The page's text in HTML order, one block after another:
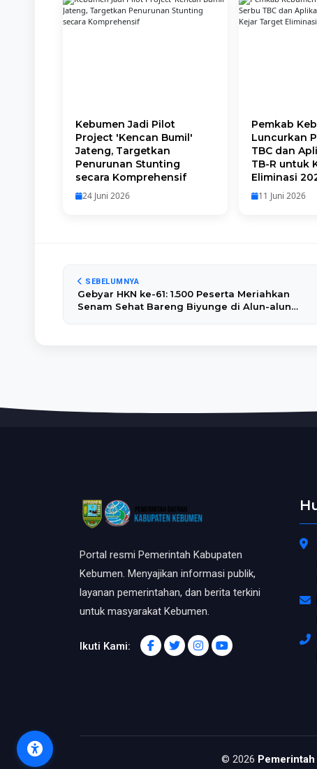
Kebumen Jadi Pilot
Project 'Kencan Bumil'
Jateng, Targetkan
Penurunan Stunting
secara Komprehensif
24 Juni 2026
Pemkab
Luncurkan
TBC dan
TB-R untuk
Eliminasi
11 Juni 2026
SEBELUMNYA
Gebyar HKN ke-61: 1.500 Peserta Meriahkan
Senam Sehat Bareng Biyunge di Alun-alun
Portal resmi Pemerintah Kabupaten
Kebumen. Menyajikan informasi publik,
layanan pemerintahan, dan berita terkini
untuk masyarakat Kebumen.
Ikuti Kami:
© 2026